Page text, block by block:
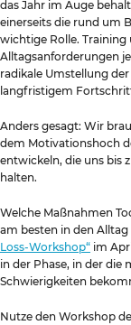
das Jahr im Auge
einerseits die rund um
wichtige Rolle.
Alltagsanforderungen
radikale Umstellung
langfristigem
Anders gesagt: Wir
dem Motivationshoch
entwickeln, die uns bis
halten.
Welche Maßnahmen
am besten in den
Loss-Workshop“ im
in der Phase, in der die
Schwierigkeiten
Nutze den Workshop